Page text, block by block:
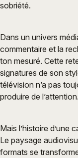
sobriété.
Dans un univers
commentaire et la
ton mesuré. Cette
signatures de son
télévision n’a pas
produire de l’attention.
Mais l’histoire d’une
Le paysage
formats se